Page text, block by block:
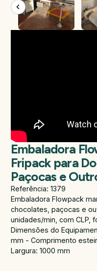
Embaladora
Fripack para
Paçocas e
Referência: 1379
Embaladora Flowpack
chocolates, paçocas e
unidades/min, com CLP,
Dimensões do
mm - Comprimento
Largura: 1000 mm